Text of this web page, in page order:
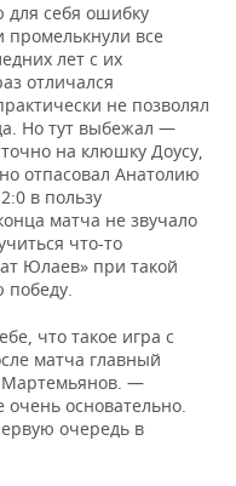
себя ошибку
промелькнули все
лет с их
отличался
не позволял
Но тут выбежал —
на клюшку Доусу,
отпасовал Анатолию
в пользу
матча не звучало
что-то
Юлаев» при такой
победу.
что такое игра с
матча главный
Мартемьянов. —
очень основательно.
очередь в